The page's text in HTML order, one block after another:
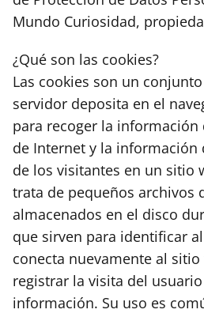
Mundo Curiosidad,
¿Qué son las cookies?
Las cookies son un
servidor deposita en el
para recoger la
de Internet y la
de los visitantes en un sitio
trata de pequeños archivos
almacenados en el disco
que sirven para identificar
conecta nuevamente al
registrar la visita del
información. Su uso es